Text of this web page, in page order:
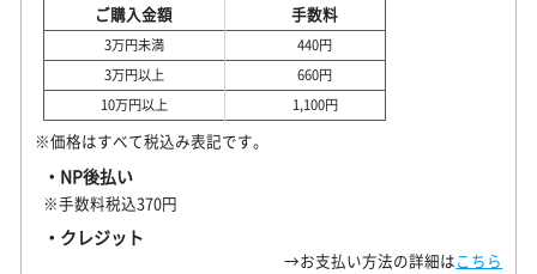
ご購入金額 手数料
3万円未満
440円
3万円以上
660円
10万円以上
1,100円
※価格はすべて税込み表記です。
・NP後払い
※手数料税込370円
・クレジット
→お支払い方法の詳細はこちら